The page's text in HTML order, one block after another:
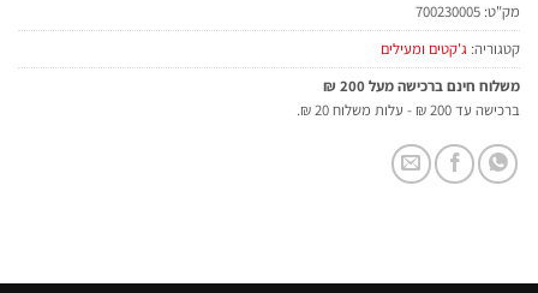
מק"ט: 700230005
קטגוריה: ג'קטים ומעילים
משלוח חינם ברכישה מעל 200 ₪
ברכישה עד 200 ₪ - עלות משלוח 20 ₪.